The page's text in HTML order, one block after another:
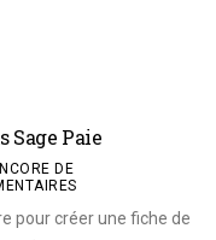
Sage Paie
DE
pour créer une fiche de